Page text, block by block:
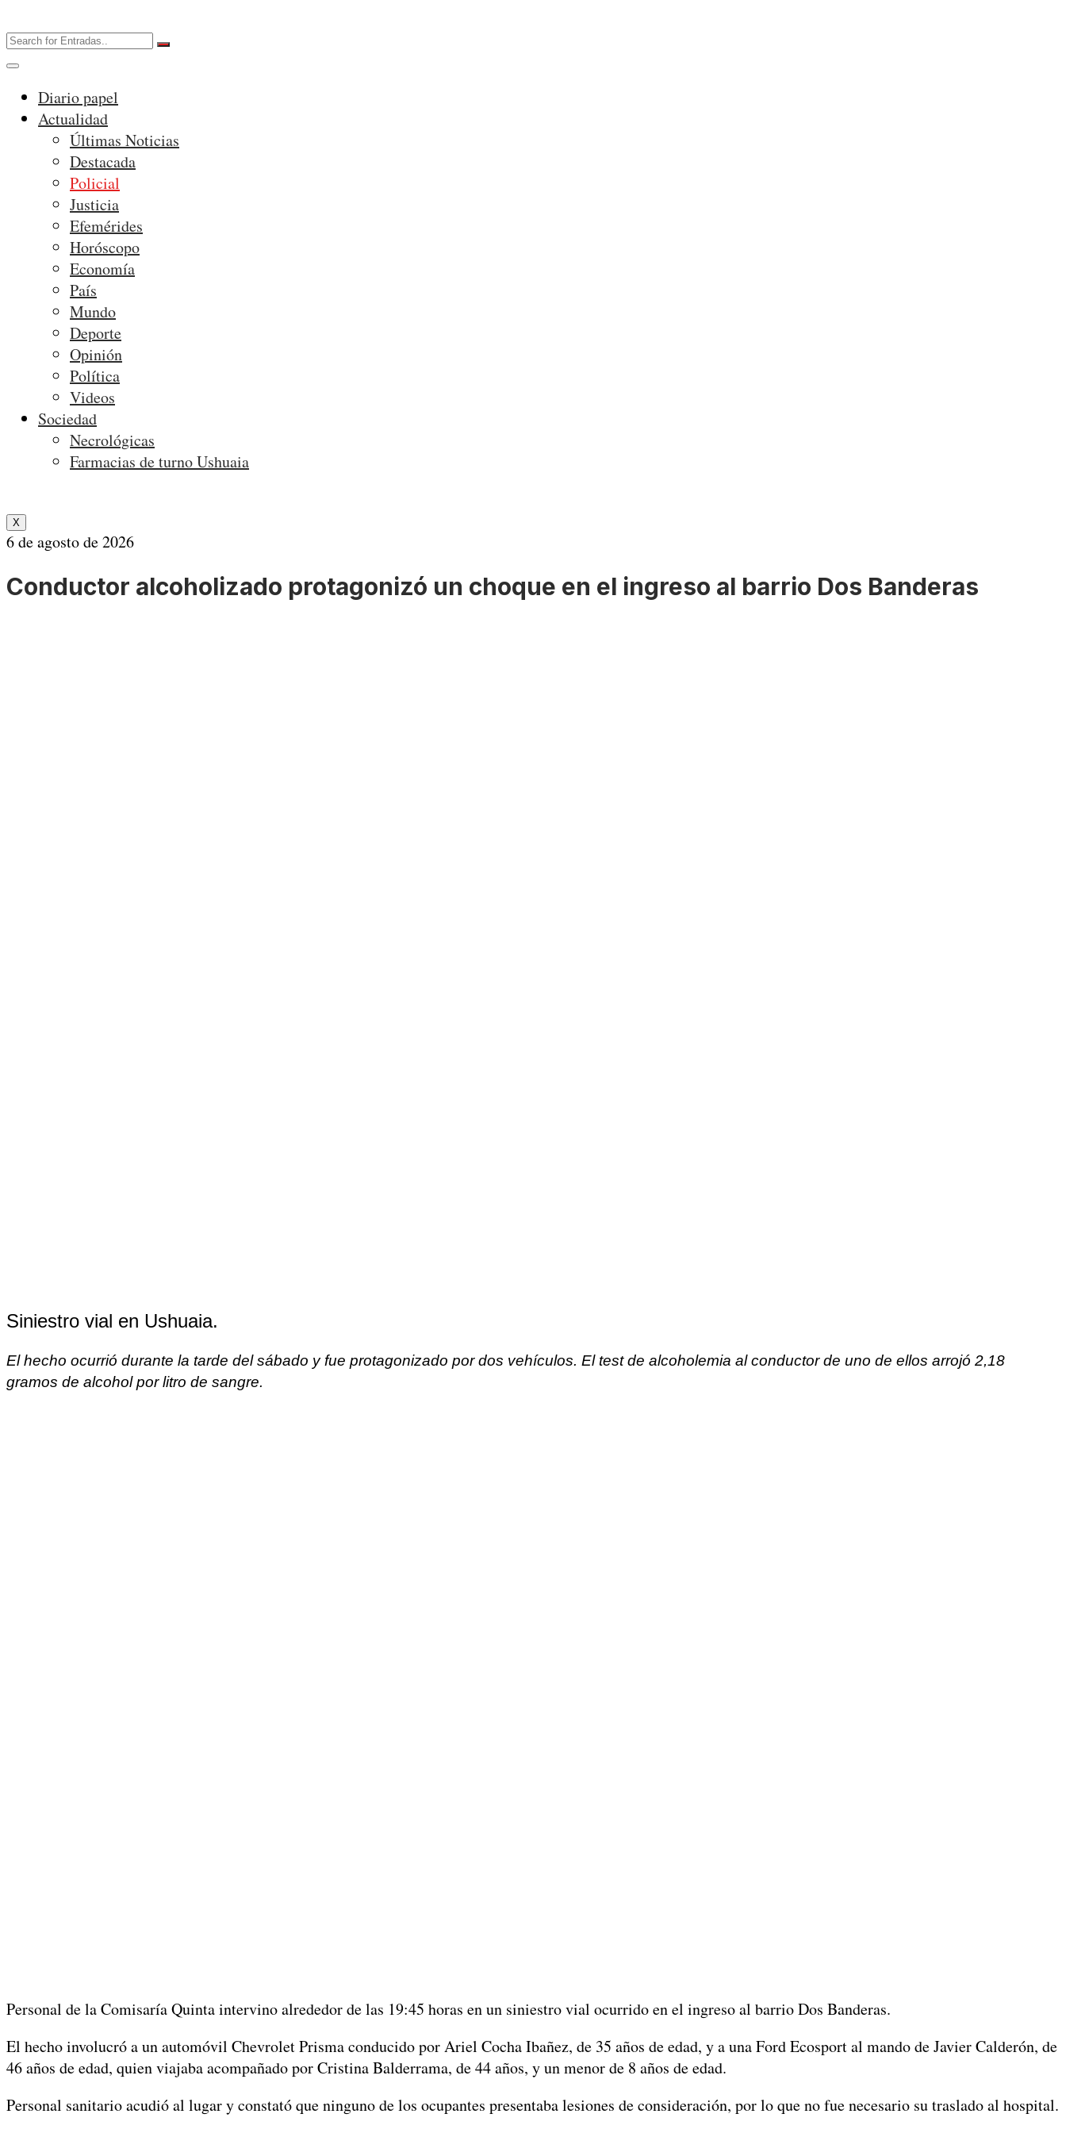
Diario papel
Actualidad
Últimas Noticias
Destacada
Policial
Justicia
Efemérides
Horóscopo
Economía
País
Mundo
Deporte
Opinión
Política
Videos
Sociedad
Necrológicas
Farmacias de turno Ushuaia
X
6 de agosto de 2026
Conductor alcoholizado protagonizó un choque en el ingreso al barrio Dos Banderas
Siniestro vial en Ushuaia.
El hecho ocurrió durante la tarde del sábado y fue protagonizado por dos vehículos. El test de alcoholemia al conductor de uno de ellos arrojó 2,18
gramos de alcohol por litro de sangre.
Personal de la Comisaría Quinta intervino alrededor de las 19:45 horas en un siniestro vial ocurrido en el ingreso al barrio Dos Banderas.
El hecho involucró a un automóvil Chevrolet Prisma conducido por Ariel Cocha Ibañez, de 35 años de edad, y a una Ford Ecosport al mando de Javier Calderón, de
46 años de edad, quien viajaba acompañado por Cristina Balderrama, de 44 años, y un menor de 8 años de edad.
Personal sanitario acudió al lugar y constató que ninguno de los ocupantes presentaba lesiones de consideración, por lo que no fue necesario su traslado al hospital.